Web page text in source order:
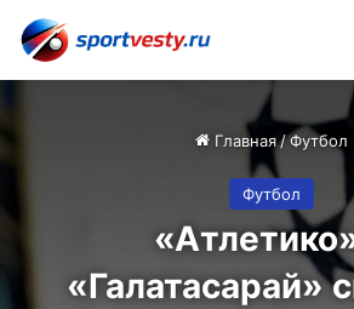
Главная/Футбол
Футбол
«Галатасарай»